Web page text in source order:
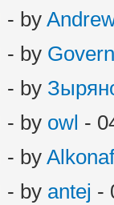
- by
- by
- by
- by owl -
- by
- by antej -